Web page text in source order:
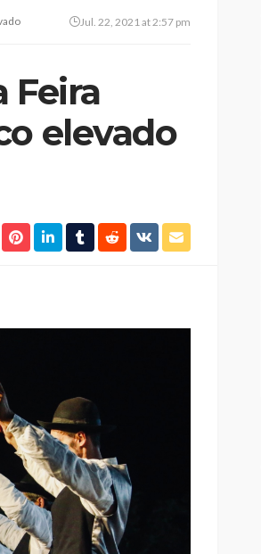
Jul. 22, 2021 at 2:57 pm
Feira
elevado
das primeiras
Sintonia